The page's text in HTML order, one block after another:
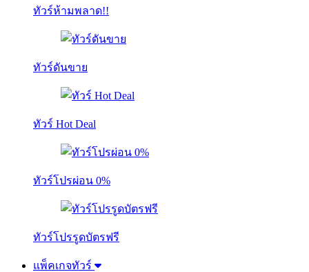
ทัวร์ห้ามพลาด!!
ทัวร์ดันขาย
ทัวร์ Hot Deal
ทัวร์โปรผ่อน 0%
ทัวร์โปรรูดบัตรฟรี
แพ็คเกจทัวร์